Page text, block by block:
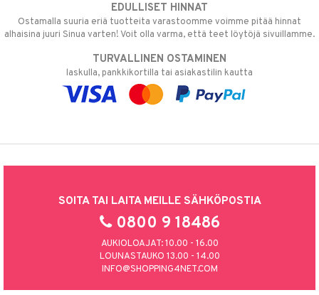
EDULLISET HINNAT
Ostamalla suuria eriä tuotteita varastoomme voimme pitää hinnat
alhaisina juuri Sinua varten! Voit olla varma, että teet löytöjä sivuillamme.
TURVALLINEN OSTAMINEN
laskulla, pankkikortilla tai asiakastilin kautta
SOITA TAI LAITA MEILLE SÄHKÖPOSTIA
0800 9 18486
AUKIOLOAJAT: 10.00 - 16.00
LOUNASTAUKO 13.00 - 14.00
INFO@SHOPPING4NET.COM